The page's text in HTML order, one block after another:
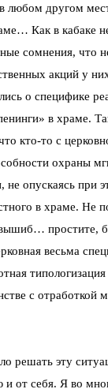
любом другом
Как в кабаке
сомнения, что
акций у
о специфике
в храме.
кто-то с
охраны
опускаясь при
в храме. Не
простите,
весьма
с отработкой
решать эту
от себя. Я во